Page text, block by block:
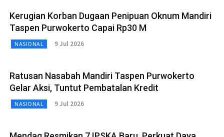
Kerugian Korban Dugaan Penipuan Oknum Mandiri
Taspen Purwokerto Capai Rp30 M
NASIONAL 9 Jul 2026
Ratusan Nasabah Mandiri Taspen Purwokerto
Gelar Aksi, Tuntut Pembatalan Kredit
NASIONAL 9 Jul 2026